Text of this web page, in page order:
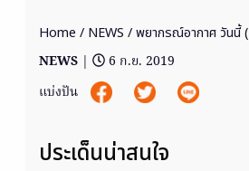
Home / NEWS / พยากรณ์อากาศ วันนี้
NEWS |
6 ก.ย. 2019
แบ่งปัน
ประเด็นน่าสนใจ